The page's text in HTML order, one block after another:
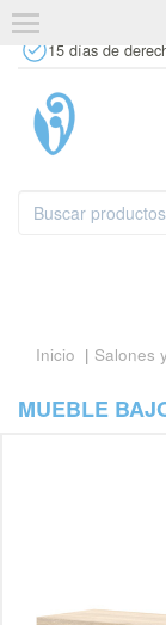
15 días de
Inicio | Salones
MUEBLE